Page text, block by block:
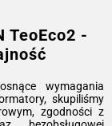
TeoEco2 -
wymagania
skupiliśmy
zgodności z